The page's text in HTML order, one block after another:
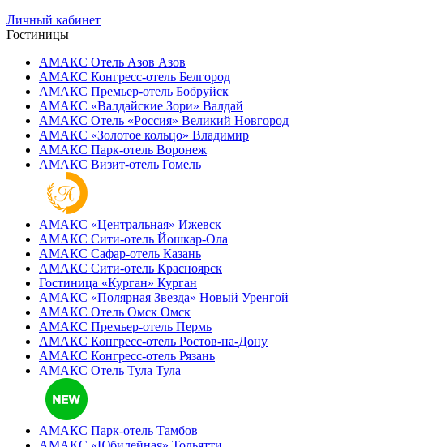
Личный кабинет
Гостиницы
АМАКС Отель ‎Азов Азов
АМАКС Конгресс-отель Белгород
АМАКС Премьер-отель Бобруйск
АМАКС «‎Валдайские Зори» Валдай
АМАКС Отель «‎Россия» Великий Новгород
АМАКС «‎Золотое кольцо» Владимир
АМАКС Парк-отель Воронеж
АМАКС Визит-отель Гомель
АМАКС «‎Центральная» Ижевск
АМАКС Сити-отель Йошкар-Ола
АМАКС Сафар-отель Казань
АМАКС Сити-отель Красноярск
Гостиница «‎Курган» Курган
АМАКС «Полярная Звезда» Новый Уренгой
АМАКС Отель ‎Омск Омск
АМАКС Премьер-отель Пермь
АМАКС Конгресс-отель Ростов-на-Дону
АМАКС Конгресс-отель Рязань
АМАКС Отель Тула Тула
АМАКС Парк-отель Тамбов